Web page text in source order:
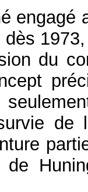
engagé
dès
du
de